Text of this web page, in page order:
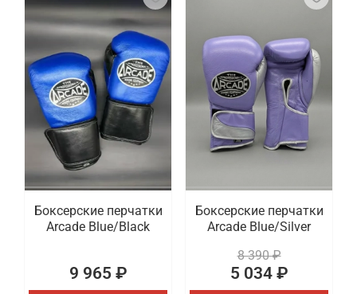
Боксерские перчатки
Arcade Blue/Black
9 965 ₽
Боксерские перчатки
Arcade Blue/Silver
8 390 ₽
5 034 ₽